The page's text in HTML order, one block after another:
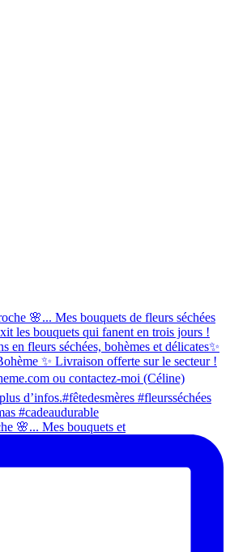
🌸... Mes bouquets et